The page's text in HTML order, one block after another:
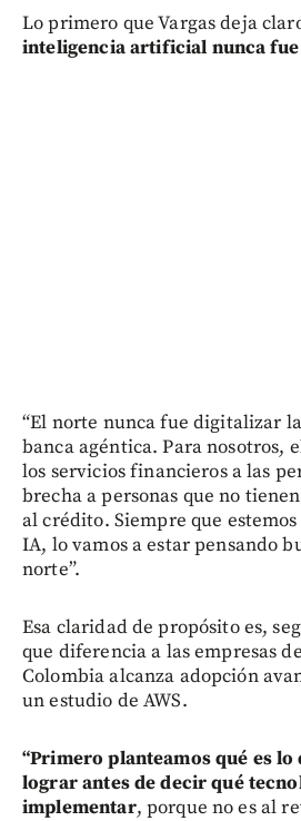
Lo primero que Vargas deja
inteligencia artificial nunca
“El norte nunca fue digitalizar
banca agéntica. Para nosotros,
los servicios financieros a las
brecha a personas que no
al crédito. Siempre que
IA, lo vamos a estar pensando
norte”.
Esa claridad de propósito es,
que diferencia a las empresas
Colombia alcanza adopción
un estudio de AWS.
“Primero planteamos qué es lo
lograr antes de decir qué
implementar, porque no es al